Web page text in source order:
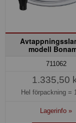
modell
711062
1.335,50
Hel förpackning =
Lagerinfo »